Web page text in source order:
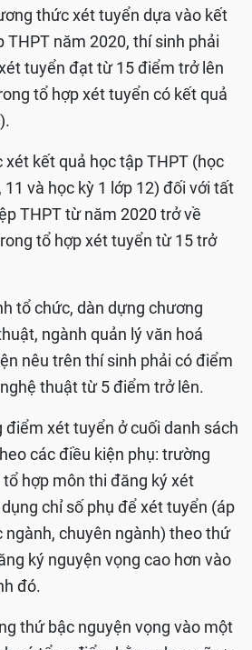
thức xét tuyển dựa vào kết
THPT năm 2020, thí sinh phải
tuyển đạt từ 15 điểm trở lên
tổ hợp xét tuyển có kết quả
kết quả học tập THPT (học
11 và học kỳ 1 lớp 12) đối với tất
THPT từ năm 2020 trở về
tổ hợp xét tuyển từ 15 trở
tổ chức, dàn dựng chương
ngành quản lý văn hoá
nêu trên thí sinh phải có điểm
thuật từ 5 điểm trở lên.
xét tuyển ở cuối danh sách
các điều kiện phụ: trường
hợp môn thi đăng ký xét
chỉ số phụ để xét tuyển (áp
ngành, chuyên ngành) theo thứ
ký nguyện vọng cao hơn vào
đó.
thứ bậc nguyện vọng vào một